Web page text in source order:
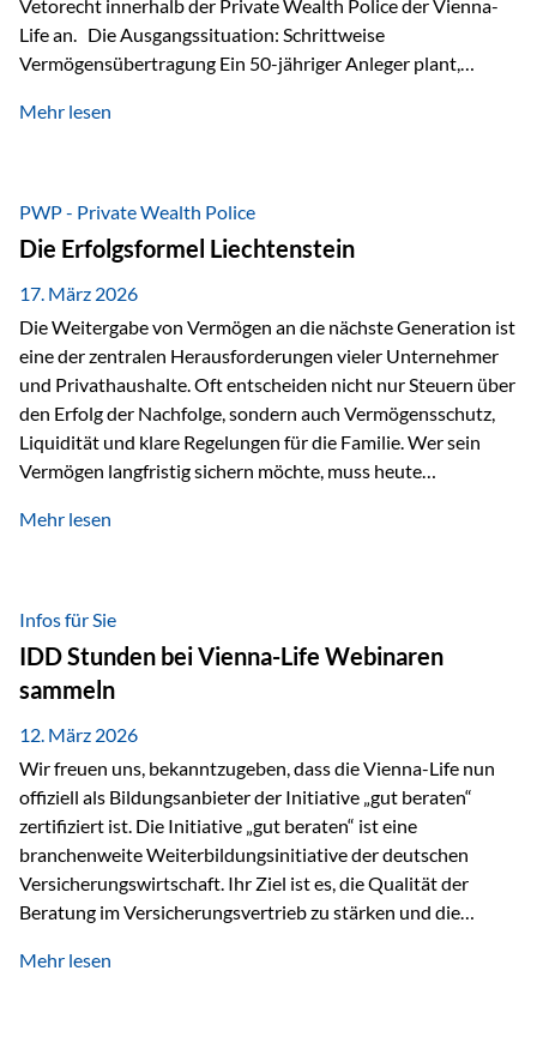
Vetorecht innerhalb der Private Wealth Police der Vienna-
Life an. Die Ausgangssituation: Schrittweise
Vermögensübertragung Ein 50-jähriger Anleger plant,
der steuerliche Freibetrag optimal genutzt werden, sondern
strukturierte, langfristige Vermögensübertragung, ohne die
Kontrolle vollständig aus der Hand zu geben. Die Lösung:
Abschmelzung mit Vetorecht Die Umsetzung erfolgt über die
Private Wealth Police…
Mehr lesen
PWP - Private Wealth Police
Die Erfolgsformel Liechtenstein
17. März 2026
Die Weitergabe von Vermögen an die nächste Generation ist
eine der zentralen Herausforderungen vieler Unternehmer
und Privathaushalte. Oft entscheiden nicht nur Steuern über
den Erfolg der Nachfolge, sondern auch Vermögensschutz,
Liquidität und klare Regelungen für die Familie. Wer sein
Vermögen langfristig sichern möchte, muss heute
„Erfolgsformel Liechtenstein“, herausgegeben und verfasst
Vermögensschutz strategisch miteinander verbindet.
Warum klassische Nachfolgeplanung oft scheitert Viele
Vermögen werden erst im Todesfall übertragen. Das kann zu
Problemen führen: Hohe Erbschaftsteuern Streitigkeiten
zwischen Erben Liquiditätsprobleme bei Immobilien…
Mehr lesen
Infos für Sie
IDD Stunden bei Vienna-Life Webinaren
sammeln
12. März 2026
Wir freuen uns, bekanntzugeben, dass die Vienna-Life nun
offiziell als Bildungsanbieter der Initiative „gut beraten“
zertifiziert ist. Die Initiative „gut beraten“ ist eine
branchenweite Weiterbildungsinitiative der deutschen
Versicherungswirtschaft. Ihr Ziel ist es, die Qualität der
Beratung im Versicherungsvertrieb zu stärken und die
Personen transparent zu dokumentieren. Seit der
Mehr lesen